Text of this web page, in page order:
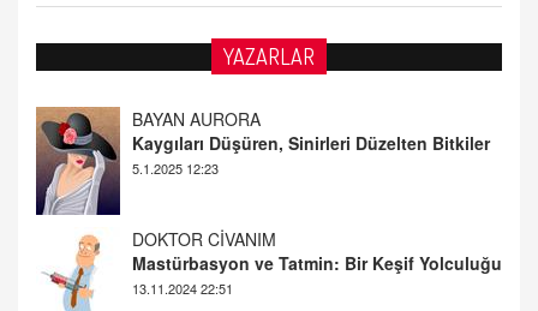
YAZARLAR
DOKTOR CİVANIM
Mastürbasyon ve Tatmin: Bir Keşif Yolculuğu
13.11.2024 22:51
ALİ EFENDİ
Adana At Yarışı Tahminleri | 21 Aralık
Cumartesi